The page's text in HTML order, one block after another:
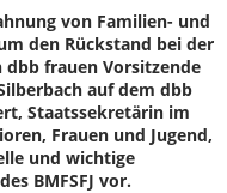
von Familien- und
den Rückstand bei der
frauen Vorsitzende
auf dem dbb
Staatssekretärin im
Frauen und Jugend,
und wichtige
BMFSFJ vor.